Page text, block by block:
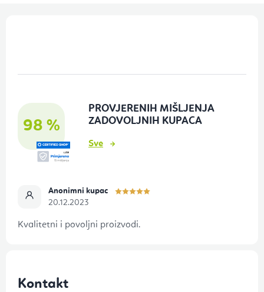
98 %
PROVJERENIH MIŠLJENJA
ZADOVOLJNIH KUPACA
Sve
Anonimni kupac
20.12.2023
Kvalitetni i povoljni proizvodi.
Kontakt